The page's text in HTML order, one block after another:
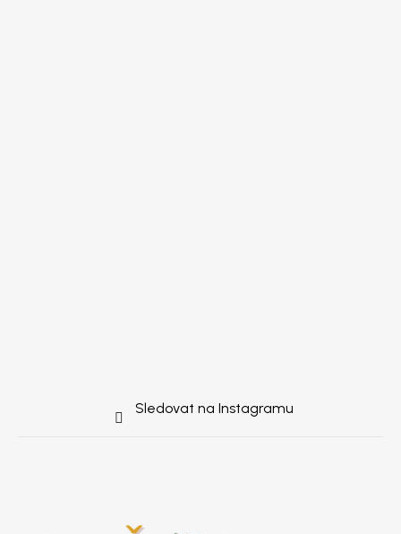
Sledovat na Instagramu